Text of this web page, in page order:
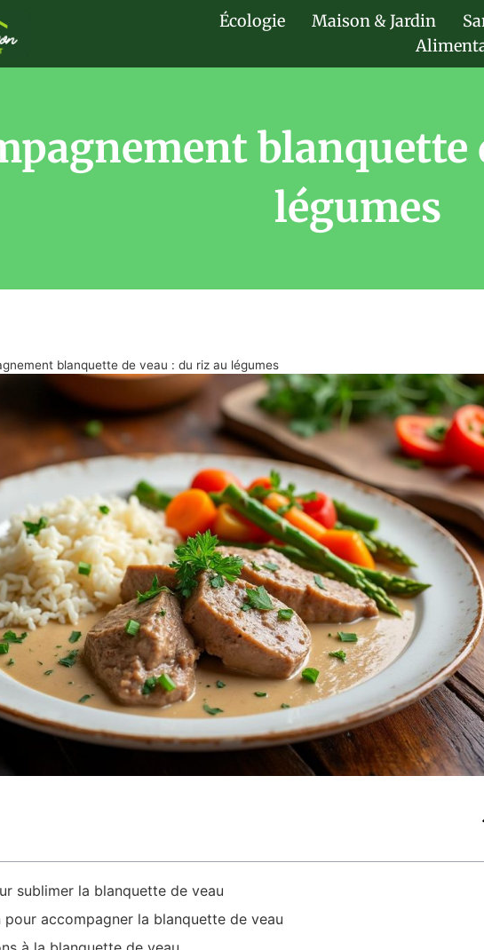
Écologie Maison & Jardin
blanquette
légumes
blanquette de veau : du riz au légumes
sublimer la blanquette de veau
pour accompagner la blanquette de veau